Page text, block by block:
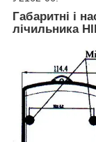
Габаритні і
лічильника